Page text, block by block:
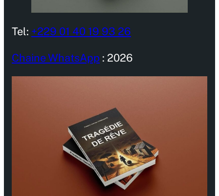
Tel: +229 01 40 19 93 26
Chaine WhatsApp : 2026